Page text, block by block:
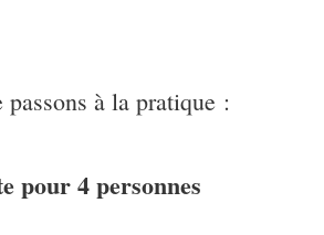
à la pratique :
pour 4 personnes